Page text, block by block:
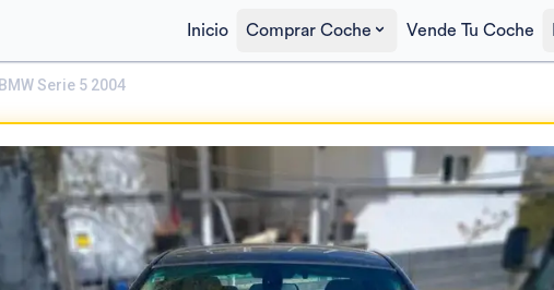
Inicio Comprar Coche Vende Tu Coche
BMW Serie 5 2004
3.400€